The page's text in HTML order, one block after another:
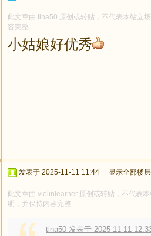
此文章由 tina50 原创或转贴，不代表本站立
容完整
小姑娘好优秀
发表于 2025-11-11 11:44 显示全部楼层
此文章由 violinlearner 原创或转贴，不代表
明，并保持内容完整
tina50 发表于 2025-11-11